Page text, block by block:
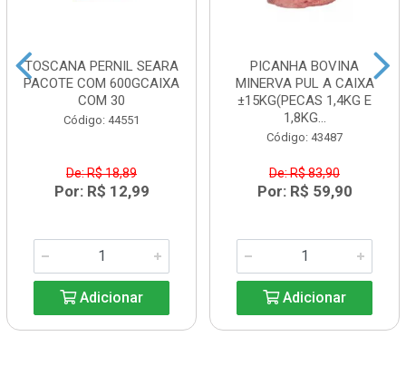
TOSCANA PERNIL SEARA
PACOTE COM 600GCAIXA
COM 30
Código: 44551
De: R$ 18,89
Por: R$ 12,99
Adicionar
PICANHA BOVINA
MINERVA PUL A CAIXA
±15KG(PECAS 1,4KG E
1,8KG...
Código: 43487
De: R$ 83,90
Por: R$ 59,90
Adicionar